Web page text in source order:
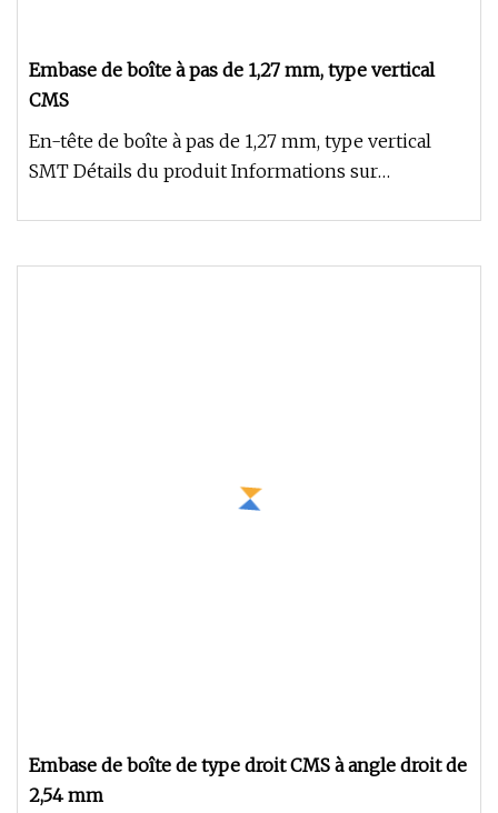
Embase de boîte à pas de 1,27 mm, type vertical
CMS
En-tête de boîte à pas de 1,27 mm, type vertical
SMT Détails du produit Informations sur
Embase de boîte de type droit CMS à angle droit de
2,54 mm